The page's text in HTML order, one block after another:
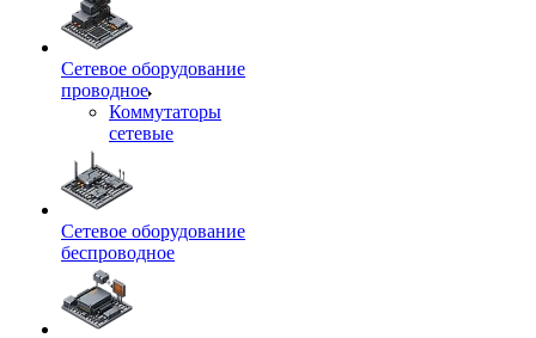
Сетевое оборудование
проводное
Коммутаторы
сетевые
Сетевое оборудование
беспроводное